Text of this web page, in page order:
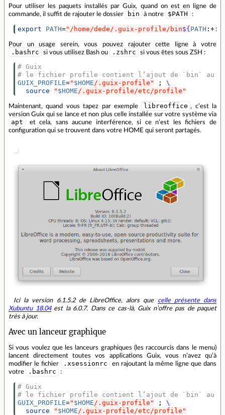
Pour utiliser les paquets installés par Guix, quand on est en ligne de
commande, il suffit de rajouter le dossier
bin à notre $PATH :
export PATH="/home/dede/.guix-profile/bin${PATH :+:
Pour un usage serein, vous pouvez rajouter cette ligne à votre
.bashrc si vous utilisez Bash ou .zshrc si vous êtes sous ZSH :
# Guix
# le fichier profile contient l’ajout de `bin` au
GUIX_PROFILE=" $HOME/.guix-profile" ;
\
source
" $HOME/.guix-profile/etc/profile"
Maintenant, quand vous tapez par exemple libreoffice , c’est la
version Guix qui se lance et non plus celle installée sur votre système via
apt
et cela, sans aucune interférence, si ce n’est les fichiers de
configuration qui se trouvent dans votre HOME qui seront partagés.
Ici la version 6.1.5.2 de LibreOffice, alors que
celle présente dans
Xubuntu 18.04est la 6.0.7. Dans ce cas‑là, Guix n’offre pas de paquet
très à jour.
Avec un lanceur graphique
Si vous voulez que les lanceurs graphiques (les raccourcis dans le menu)
lancent directement toutes vos applications Guix, vous n’avez qu’à
modifier le fichier
.xsessionrc
en rajoutant la même ligne que dans
votre
.bashrc :
# Guix
# le fichier profile contient l’ajout de `bin` au
GUIX_PROFILE=" $HOME /.guix-profile" ;
\
source
" $HOME /.guix-profile/etc/profile"